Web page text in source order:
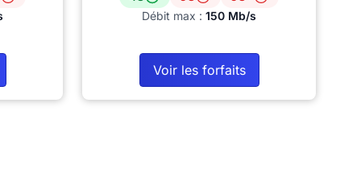
Débit max : 150 Mb/s
Voir les forfaits